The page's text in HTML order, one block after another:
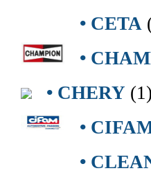
• CETA
•
• CHERY (1)
•
•